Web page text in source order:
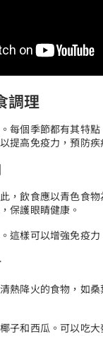
調理
每個季節都有其特
提高免疫力，預防疾
，飲食應以青色食
保護眼睛健康。
這樣可以增強免疫力
熱降火的食物，如
子和西瓜。可以吃